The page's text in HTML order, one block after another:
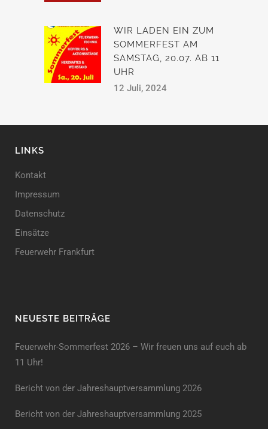
WIR LADEN EIN ZUM
SOMMERFEST AM
SAMSTAG, 20.07. AB 11
UHR
12 Juli, 2024
LINKS
Kontakt
Impressum
Datenschutz
Einsätze
Feuerwehr Frankfurt
NEUESTE BEITRÄGE
Feuerwehr-Sommerfest 2026 – Wir freuen uns auf euch ab
11 Uhr!
Bericht von der Jahreshauptversammlung 2026
Bericht von der Jahreshaupt­versammlung 2025